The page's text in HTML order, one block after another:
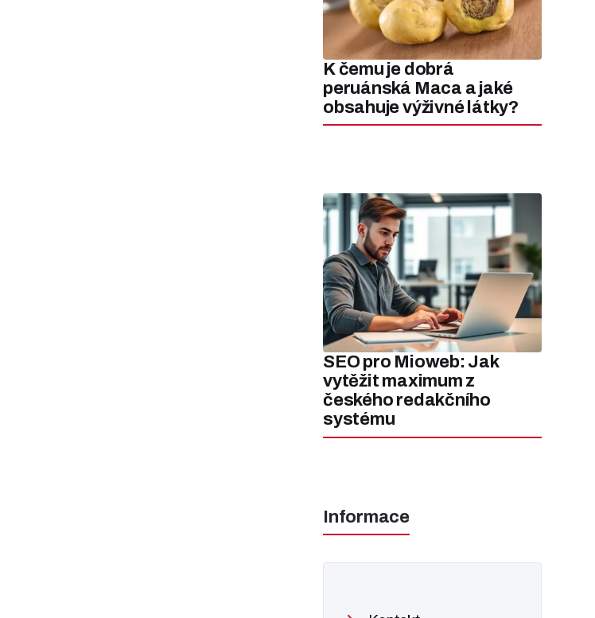
K čemu je dobrá
peruánská Maca a jaké
obsahuje výživné látky?
SEO pro Mioweb: Jak
vytěžit maximum z
českého redakčního
systému
Informace